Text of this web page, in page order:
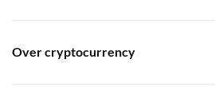
Over cryptocurrency